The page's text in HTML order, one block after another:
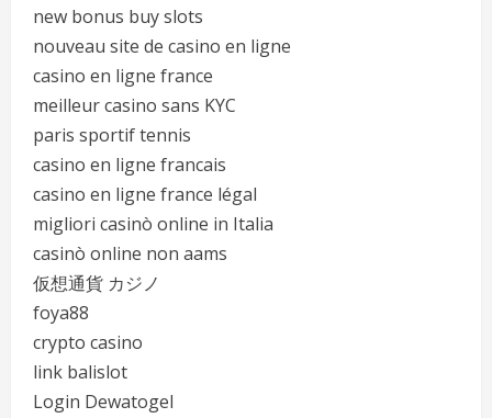
new bonus buy slots
nouveau site de casino en ligne
casino en ligne france
meilleur casino sans KYC
paris sportif tennis
casino en ligne francais
casino en ligne france légal
migliori casinò online in Italia
casinò online non aams
仮想通貨 カジノ
foya88
crypto casino
link balislot
Login Dewatogel